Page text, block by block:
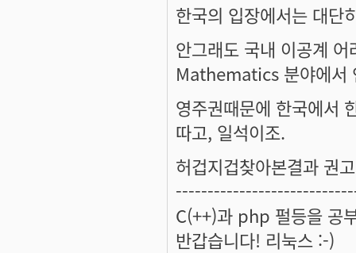
한국의 입장에서는 대단
안그래도 국내 이공계
Mathematics 분야에서
영주권때문에 한국에서
따고, 일석이조.
허겁지겁찾아본결과 권
C(++)과 php 펄등을 공
반갑습니다! 리눅스 :-)